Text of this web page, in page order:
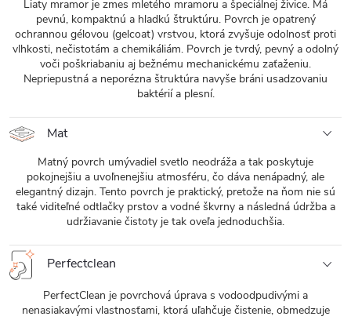
Liaty mramor je zmes mletého mramoru a špeciálnej živice. Má
pevnú, kompaktnú a hladkú štruktúru. Povrch je opatrený
ochrannou gélovou (gelcoat) vrstvou, ktorá zvyšuje odolnosť proti
vlhkosti, nečistotám a chemikáliám. Povrch je tvrdý, pevný a odolný
voči poškriabaniu aj bežnému mechanickému zaťaženiu.
Nepriepustná a neporézna štruktúra navyše bráni usadzovaniu
baktérií a plesní.
Mat
Matný povrch umývadiel svetlo neodráža a tak poskytuje
pokojnejšiu a uvoľnenejšiu atmosféru, čo dáva nenápadný, ale
elegantný dizajn. Tento povrch je praktický, pretože na ňom nie sú
také viditeľné odtlačky prstov a vodné škvrny a následná údržba a
udržiavanie čistoty je tak oveľa jednoduchšia.
Perfectclean
PerfectClean je povrchová úprava s vodoodpudivými a
nenasiakavými vlastnosťami, ktorá uľahčuje čistenie, obmedzuje